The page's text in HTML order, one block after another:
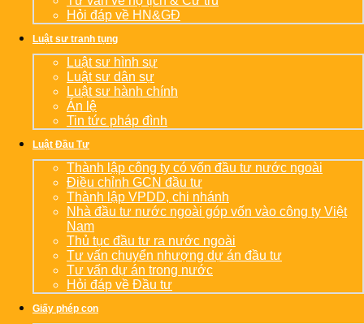
Hỏi đáp về HN&GĐ
Luật sư tranh tụng
Luật sư hình sự
Luật sư dân sự
Luật sư hành chính
Án lệ
Tin tức pháp đình
Luật Đầu Tư
Thành lập công ty có vốn đầu tư nước ngoài
Điều chỉnh GCN đầu tư
Thành lập VPDD, chi nhánh
Nhà đầu tư nước ngoài góp vốn vào công ty Việt
Nam
Thủ tục đầu tư ra nước ngoài
Tư vấn chuyển nhượng dự án đầu tư
Tư vấn dự án trong nước
Hỏi đáp về Đầu tư
Giấy phép con